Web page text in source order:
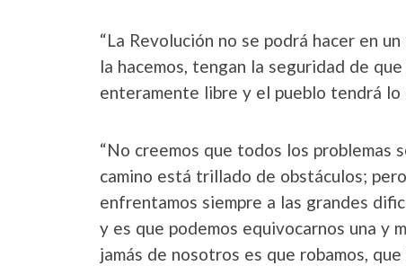
“La Revolución no se podrá hacer en
la hacemos, tengan la seguridad de
enteramente libre y el pueblo tendrá lo
“No creemos que todos los problemas
camino está trillado de obstáculos;
enfrentamos siempre a las grandes
y es que podemos equivocarnos una y
jamás de nosotros es que robamos,